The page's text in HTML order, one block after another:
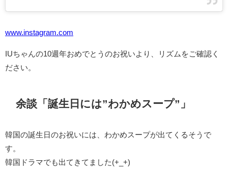
www.instagram.com
IUちゃんの10週年おめでとうのお祝いより、リズムをご確認く
ださい。
余談「誕生日には”わかめスープ”」
韓国の誕生日のお祝いには、わかめスープが出てくるそうで
す。
韓国ドラマでも出てきてました(+_+)